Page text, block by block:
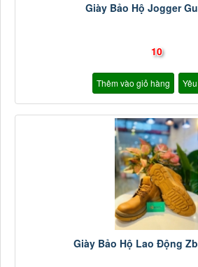
Giày Bảo Hộ Jogger
10
Thêm vào giỏ hàng
Giày Bảo Hộ Lao Động